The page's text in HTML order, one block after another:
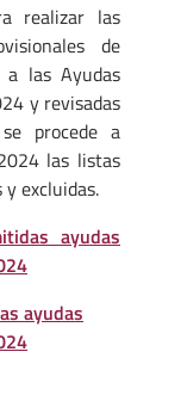
realizar las
de
a las Ayudas
y revisadas
procede a
las listas
excluidas.
ayudas
ayudas